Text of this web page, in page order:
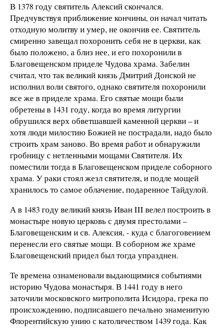
В 1378 году святитель Алексий скончался.
Предчувствуя приближение кончины, он начал читать
отходную молитву и умер, не окончив ее. Святитель
смиренно завещал похоронить себя не в церкви, как
было положено, а близ нее, и его похоронили в
Благовещенском приделе Чудова храма. Забелин
считал, что так великий князь Дмитрий Донской не
исполнил воли святого, однако святителя похоронили
все же в приделе храма. Его святые мощи были
обретены в 1431 году, когда во время литургии
обрушился верх обветшавшей каменной церкви – и
хотя люди милостию Божией не пострадали, надо было
строить храм заново. Во время работ и обнаружили
гробницу с нетленными мощами Святителя. Их
поместили тогда в Благовещенском приделе соборного
храма. У раки стоял жезл святителя, и подле мощей
хранилось то самое облачение, подаренное Тайдулой.
А в 1483 году великий князь Иван III велел построить в
монастыре новую церковь с двумя престолами –
Благовещенским и св. Алексия, - куда с благоговением
перенесли его святые мощи. В соборном же храме
Благовещенский придел был тогда упразднен.
Те времена ознаменовали выдающимися событиями
историю Чудова монастыря. В 1441 году в него
заточили московского митрополита Исидора, грека по
происхождению, подписавшего печально знаменитую
Флорентийскую унию с католичеством 1439 года. Как